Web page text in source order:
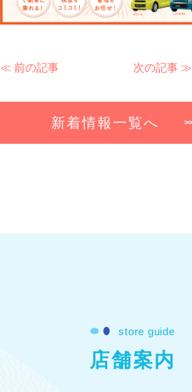
≪ 前の記事
新着情報一覧へ
次の記事 ≫
store guide
店舗案内